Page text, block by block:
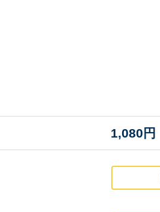
1,080 円